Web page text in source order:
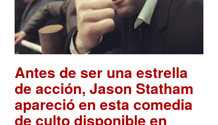
Antes de ser una estrella
de acción, Jason Statham
apareció en esta comedia
de culto disponible en